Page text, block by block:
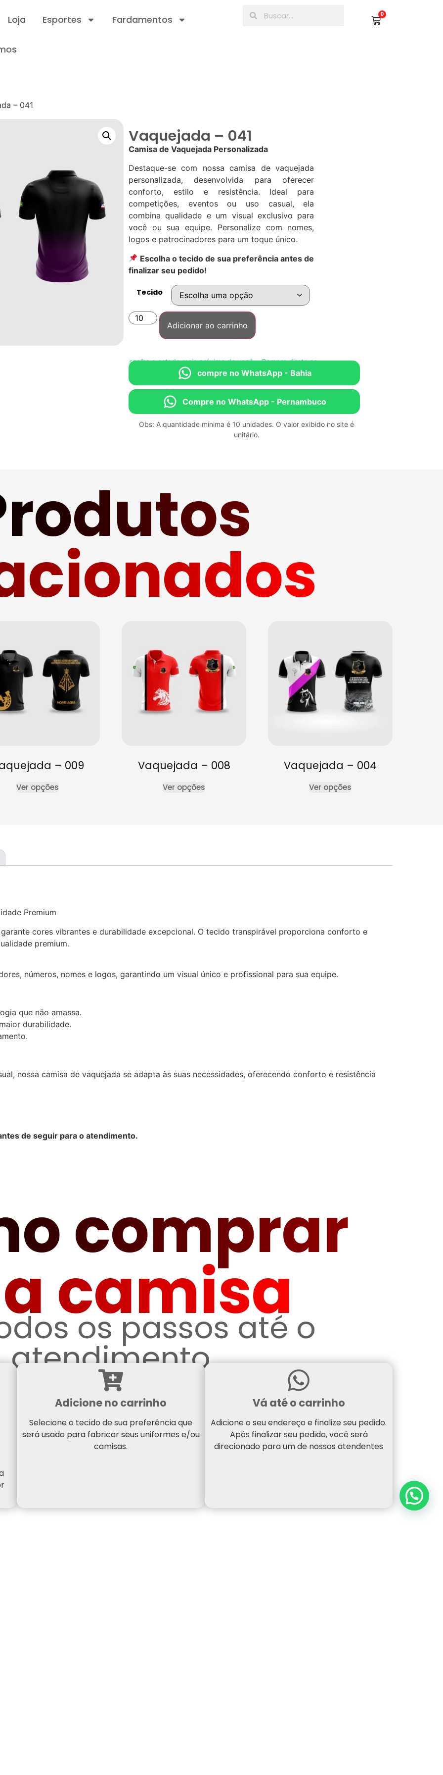
Loja Esportes Fardamentos 0
– 041
Vaquejada – 041
Camisa de Vaquejada Personalizada
Destaque-se com nossa camisa de vaquejada
personalizada, desenvolvida para oferecer
conforto, estilo e resistência. Ideal para
competições, eventos ou uso casual, ela
combina qualidade e um visual exclusivo para
você ou sua equipe. Personalize com nomes,
logos e patrocinadores para um toque único.
Escolha o tecido de sua preferência antes de
finalizar seu pedido!
Tecido
Adicionar ao carrinho
Compre direto no WhatsApp • Escolha o estado mais próximo de você • Compre direto no WhatsApp • Escolha o estado mais
compre no WhatsApp - Bahia
Compre no WhatsApp - Pernambuco
Obs: A quantidade mínima é 10 unidades. O valor exibido no site é
unitário.
– 009
Ver opções
Vaquejada – 008
Ver opções
Vaquejada – 004
Ver opções
Premium
cores vibrantes e durabilidade excepcional. O tecido transpirável proporciona conforto e
premium.
números, nomes e logos, garantindo um visual único e profissional para sua equipe.
que não amassa.
durabilidade.
nossa camisa de vaquejada se adapta às suas necessidades, oferecendo conforto e resistência
de seguir para o atendimento.
comprar
camisa
os passos até o
atendimento
Adicione no carrinho
Selecione o tecido de sua preferência que
será usado para fabricar seus uniformes e/ou
camisas.
Vá até o carrinho
Adicione o seu endereço e finalize seu pedido.
Após finalizar seu pedido, você será
direcionado para um de nossos atendentes